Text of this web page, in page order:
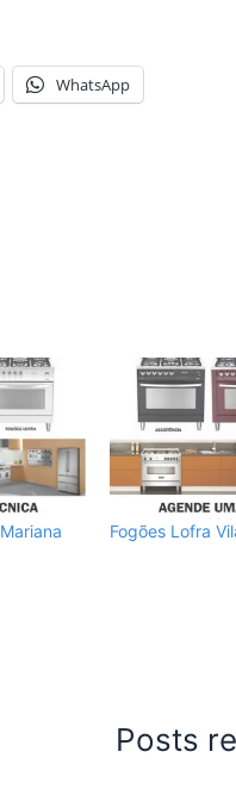
WhatsApp
Fogões Lofra
Posts